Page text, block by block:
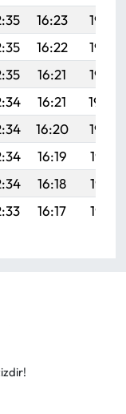
16:23
19:28
16:22
19:27
16:21
19:25
16:21
19:24
16:20
19:23
16:19
19:21
16:18
19:19
16:17 19:18